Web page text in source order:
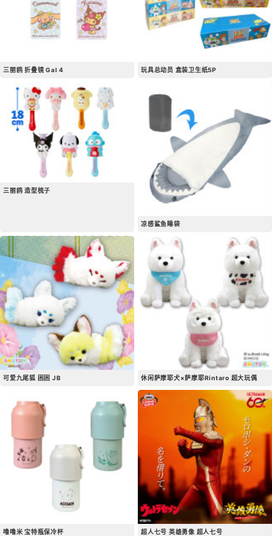
三丽鸥 折叠镜 Gal 4 玩具总动员 盒装卫生纸5P
三丽鸥 造型梳子
凉感鲨鱼睡袋
可爱九尾狐 困困 JB 休闲萨摩耶犬×萨摩耶Rintaro 超大玩偶
噜噜米 宝特瓶保冷杯 超人七号 英雄勇像 超人七号